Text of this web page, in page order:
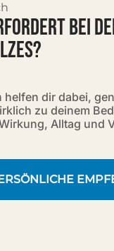
BEI
helfen dir dabei,
zu deinem
Alltag und